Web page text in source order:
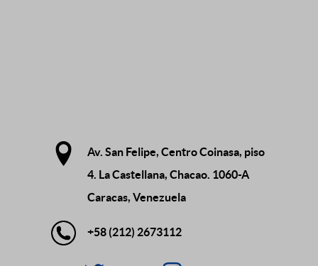
Av. San Felipe, Centro Coinasa, piso
4. La Castellana, Chacao. 1060-A
Caracas, Venezuela
+58 (212) 2673112